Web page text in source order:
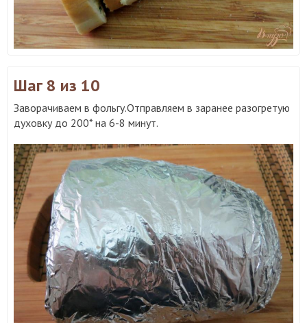
Шаг 8 из 10
Заворачиваем в фольгу.Отправляем в заранее разогретую
духовку до 200* на 6-8 минут.